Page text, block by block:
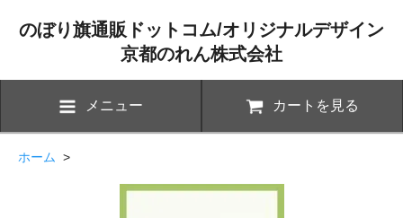
のぼり旗通販ドットコム/オリジナルデザイン
京都のれん株式会社
メニュー カートを見る
ホーム >